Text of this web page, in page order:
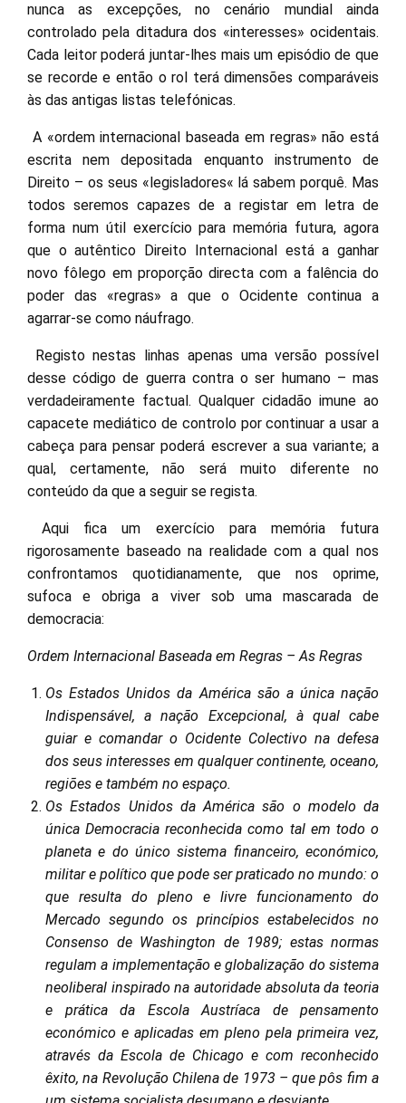
nunca as excepções, no cenário mundial ainda
controlado pela ditadura dos «interesses» ocidentais.
Cada leitor poderá juntar-lhes mais um episódio de que
se recorde e então o rol terá dimensões comparáveis
às das antigas listas telefónicas.
A «ordem internacional baseada em regras» não está
escrita nem depositada enquanto instrumento de
Direito – os seus «legisladores« lá sabem porquê. Mas
todos seremos capazes de a registar em letra de
forma num útil exercício para memória futura, agora
que o autêntico Direito Internacional está a ganhar
novo fôlego em proporção directa com a falência do
poder das «regras» a que o Ocidente continua a
agarrar-se como náufrago.
Registo nestas linhas apenas uma versão possível
desse código de guerra contra o ser humano – mas
verdadeiramente factual. Qualquer cidadão imune ao
capacete mediático de controlo por continuar a usar a
cabeça para pensar poderá escrever a sua variante; a
qual, certamente, não será muito diferente no
conteúdo da que a seguir se regista.
Aqui fica um exercício para memória futura
rigorosamente baseado na realidade com a qual nos
confrontamos quotidianamente, que nos oprime,
sufoca e obriga a viver sob uma mascarada de
democracia:
Ordem Internacional Baseada em Regras – As Regras
Os Estados Unidos da América são a única nação
Indispensável, a nação Excepcional, à qual cabe
guiar e comandar o Ocidente Colectivo na defesa
dos seus interesses em qualquer continente, oceano,
regiões e também no espaço.
Os Estados Unidos da América são o modelo da
única Democracia reconhecida como tal em todo o
planeta e do único sistema financeiro, económico,
militar e político que pode ser praticado no mundo: o
que resulta do pleno e livre funcionamento do
Mercado segundo os princípios estabelecidos no
Consenso de Washington de 1989; estas normas
regulam a implementação e globalização do sistema
neoliberal inspirado na autoridade absoluta da teoria
e prática da Escola Austríaca de pensamento
económico e aplicadas em pleno pela primeira vez,
através da Escola de Chicago e com reconhecido
êxito, na Revolução Chilena de 1973 – que pôs fim a